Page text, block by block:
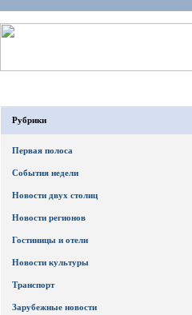
Рубрики
Первая полоса
События недели
Новости двух столиц
Новости регионов
Гостиницы и отели
Новости культуры
Транспорт
Зарубежные новости